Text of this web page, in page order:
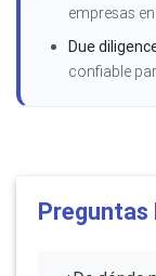
empresas
Due
confiable
Preguntas